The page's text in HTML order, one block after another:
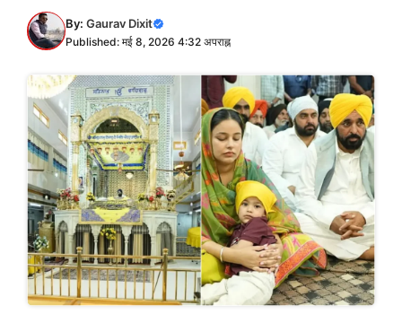
By: Gaurav Dixit
Published: मई 8, 2026 4:32 अपराह्न